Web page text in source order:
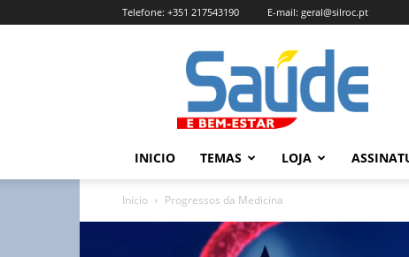
Telefone: +351 217543190 E-mail: geral@silroc.pt
Revista
Saúde
e
Bem
Estar
Edição
INICIO TEMAS LOJA
Início Progressos da Medicina